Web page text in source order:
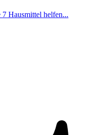
Hausmittel helfen...